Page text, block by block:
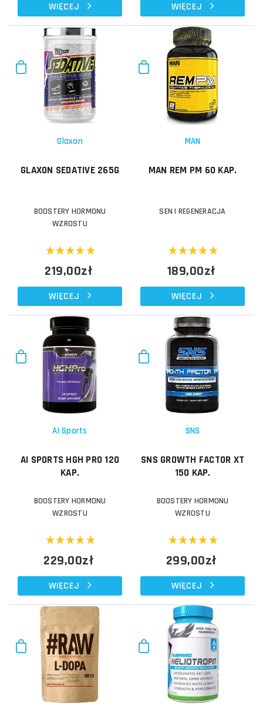
WIĘCEJ WIĘCEJ
Glaxon
GLAXON SEDATIVE 265G
BOOSTERY HORMONU
WZROSTU
219,00zł
WIĘCEJ
MAN
MAN REM PM 60 KAP.
SEN I REGENERACJA
189,00zł
WIĘCEJ
AI Sports
AI SPORTS HGH PRO 120
KAP.
BOOSTERY HORMONU
WZROSTU
229,00zł
WIĘCEJ
SNS
SNS GROWTH FACTOR XT
150 KAP.
BOOSTERY HORMONU
WZROSTU
299,00zł
WIĘCEJ